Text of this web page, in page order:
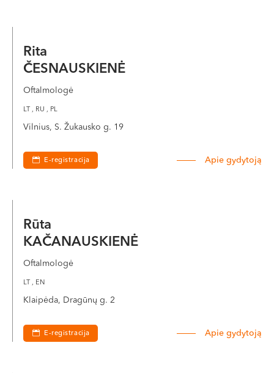
Rita
ČESNAUSKIENĖ
Oftalmologė
LT , RU , PL
Vilnius, S. Žukausko g. 19
E-registracija Apie gydytoją
Rūta
KAČANAUSKIENĖ
Oftalmologė
LT , EN
Klaipėda, Dragūnų g. 2
E-registracija Apie gydytoją